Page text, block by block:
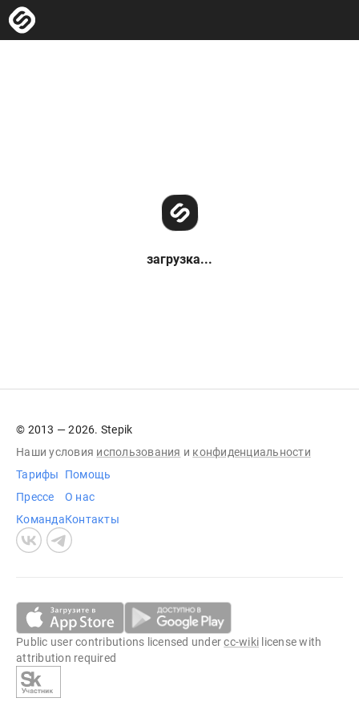
загрузка...
© 2013 — 2026. Stepik
Наши условия использования и конфиденциальности
Тарифы
Прессе
Команда
Помощь
О нас
Контакты
Public user contributions licensed undercc-wiki license with
attribution required